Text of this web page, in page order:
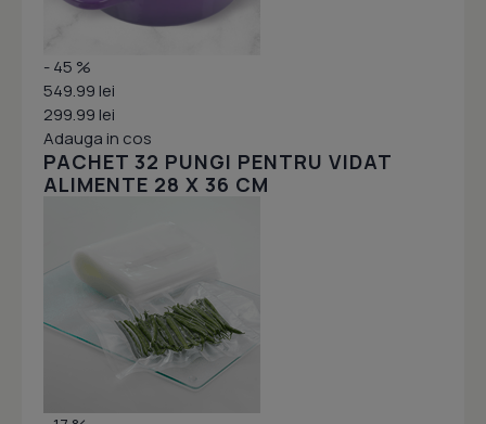
- 45 %
549.99 lei
299.99 lei
Adauga in cos
PACHET 32 PUNGI PENTRU VIDAT
ALIMENTE 28 X 36 CM